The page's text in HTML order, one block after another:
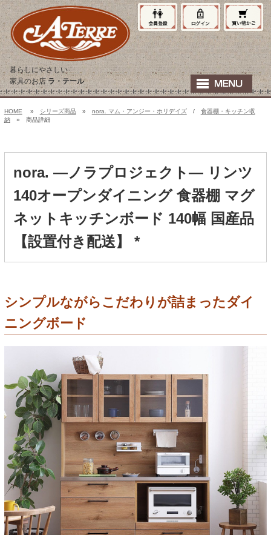
暮らしにやさしい
家具のお店ラ・テール
HOME » シリーズ商品» nora. マム・アンジー・ホリデイズ/ 食器棚・キッチン収
納» 商品詳細
nora. ―ノラプロジェクト― リンツ
140オープンダイニング 食器棚 マグ
ネットキッチンボード 140幅 国産品
【設置付き配送】 *
シンプルながらこだわりが詰まったダイ
ニングボード